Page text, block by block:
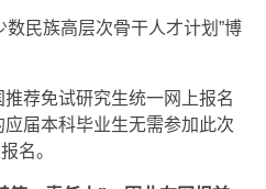
数民族高层次骨干人才计划”博
荐免试研究生统一网上报名
届本科毕业生无需参加此次
名。